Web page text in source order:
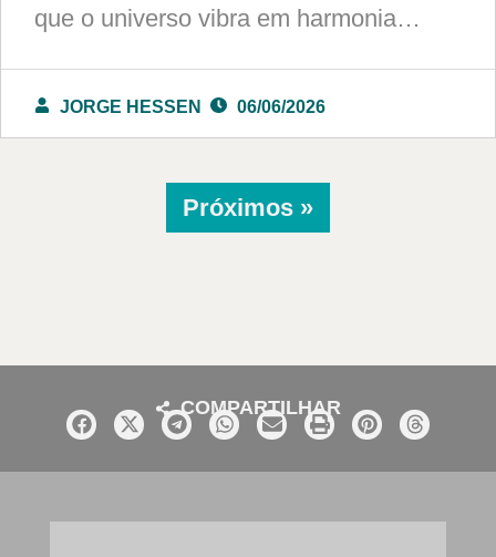
que o universo vibra em harmonia…
JORGE HESSEN 06/06/2026
Próximos »
COMPARTILHAR